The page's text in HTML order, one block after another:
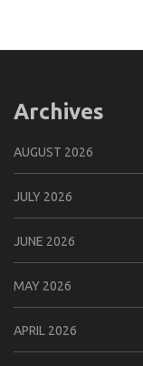
Archives
AUGUST 2026
JULY 2026
JUNE 2026
MAY 2026
APRIL 2026